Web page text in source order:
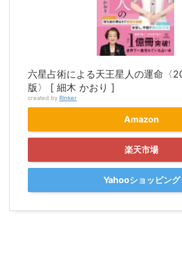
六星占術による天王星人の運命〈
版〉 [ 細木 かおり ]
created by Rinker
Amazon
楽天市場
Yahooショッピング